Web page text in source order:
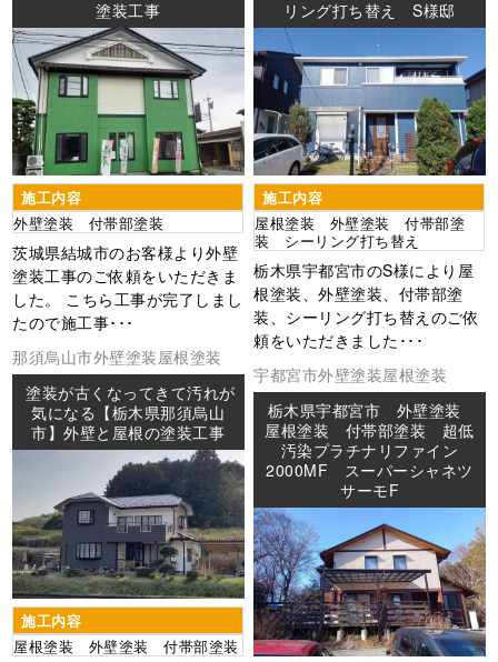
塗装工事
施工内容
外壁塗装 付帯部塗装
茨城県結城市のお客様より外壁
塗装工事のご依頼をいただきま
した。 こちら工事が完了しまし
たので施工事･･･
リング打ち替え S様邸
施工内容
屋根塗装 外壁塗装 付帯部塗
装 シーリング打ち替え
栃木県宇都宮市のS様により屋
根塗装、外壁塗装、付帯部塗
装、シーリング打ち替えのご依
頼をいただきました･･･
那須烏山市外壁塗装屋根塗装
塗装が古くなってきて汚れが
気になる【栃木県那須烏山
市】外壁と屋根の塗装工事
施工内容
屋根塗装 外壁塗装 付帯部塗装
宇都宮市外壁塗装屋根塗装
栃木県宇都宮市 外壁塗装
屋根塗装 付帯部塗装 超低
汚染プラチナリファイン
2000MF スーパーシャネツ
サーモF